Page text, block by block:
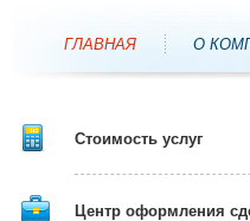
ГЛАВНАЯ О
Стоимость услуг
Центр оформления